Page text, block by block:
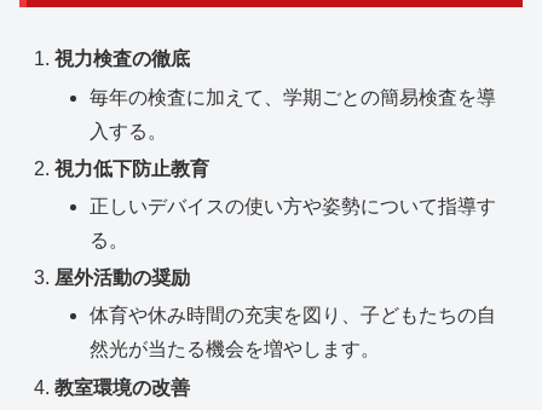
視力検査の徹底
毎年の検査に加えて、学期ごとの簡易検査を導
入する。
視力低下防止教育
正しいデバイスの使い方や姿勢について指導す
る。
屋外活動の奨励
体育や休み時間の充実を図り、子どもたちの自
然光が当たる機会を増やします。
教室環境の改善